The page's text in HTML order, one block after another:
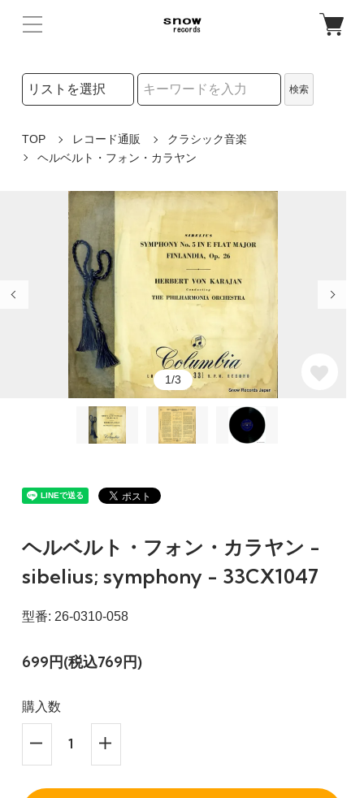
検索リストの選択
検索
TOP レコード通販
クラシック音楽
ヘルベルト・フォン・カラヤン
1/3
ヘルベルト・フォン・カラヤン -
sibelius; symphony - 33CX1047
型番: 26-0310-058
699円(税込769円)
購入数